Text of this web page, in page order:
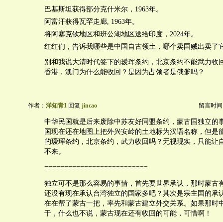
巴基斯坦获得部分克什米尔，1963年。
阿富汗获得瓦罕走廊, 1963年。
将阿塞克钦地区和班公湖地区送给印度，2024年。
红红们，告诉我哪些是中国自古领土，哪个卖国贼出卖了
别和我说大清时代签下的瑷珲条约，北京条约不能武力收
香港，澳门为什么能收回？是因为占领者是俄爹吗？
作者： 洋知青1 回复 jincao 留言时间
中华民国就是后来废除中苏友好同盟条约，蒙古国独立的
国现在还在地图上把外兴安岭的土地标为汉语名称，但是
的瑷珲条约，北京条约，武力收回吗？无视现实，只能让
不来。
==========================
独立可不是那么容易的事情，首先要世界承认，那时蒙古
还没有现在承认台湾独立的国家多吧？其次是宗主国的承
在在帮了蒙古一把，率先和蒙古建立外交关系。如果那时
干，什么也不说，蒙古现在还有收回的可能，可惜啊！